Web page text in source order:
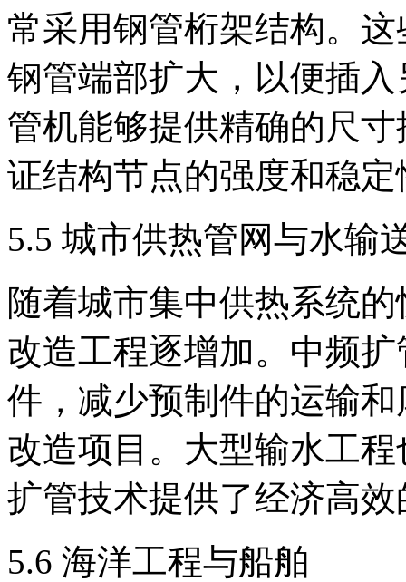
常采用钢管桁架结构。
钢管端部扩大，以便插
管机能够提供精确的尺
证结构节点的强度和稳定
5.5 城市供热管网与水输
随着城市集中供热系统
改造工程逐增加。中频
件，减少预制件的运输
改造项目。大型输水工
扩管技术提供了经济高
5.6 海洋工程与船舶